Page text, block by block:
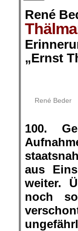
René
„Ernst
René Beder
100.
aus
weiter.
noch